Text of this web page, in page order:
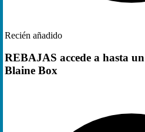
Recién añadido
REBAJAS accede a hasta un
Blaine Box